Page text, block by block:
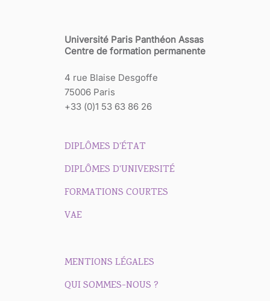
Université Paris Panthéon Assas
Centre de formation permanente
4 rue Blaise Desgoffe
75006 Paris
+33 (0)1 53 63 86 26
DIPLÔMES D'ÉTAT
DIPLÔMES D'UNIVERSITÉ
FORMATIONS COURTES
VAE
MENTIONS LÉGALES
QUI SOMMES-NOUS ?